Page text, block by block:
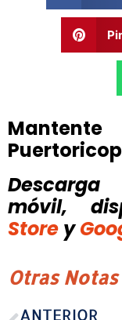
móvil,
Store y
Otras Notas
ANTERIOR